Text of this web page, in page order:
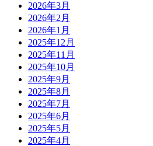
2026年3月
2026年2月
2026年1月
2025年12月
2025年11月
2025年10月
2025年9月
2025年8月
2025年7月
2025年6月
2025年5月
2025年4月